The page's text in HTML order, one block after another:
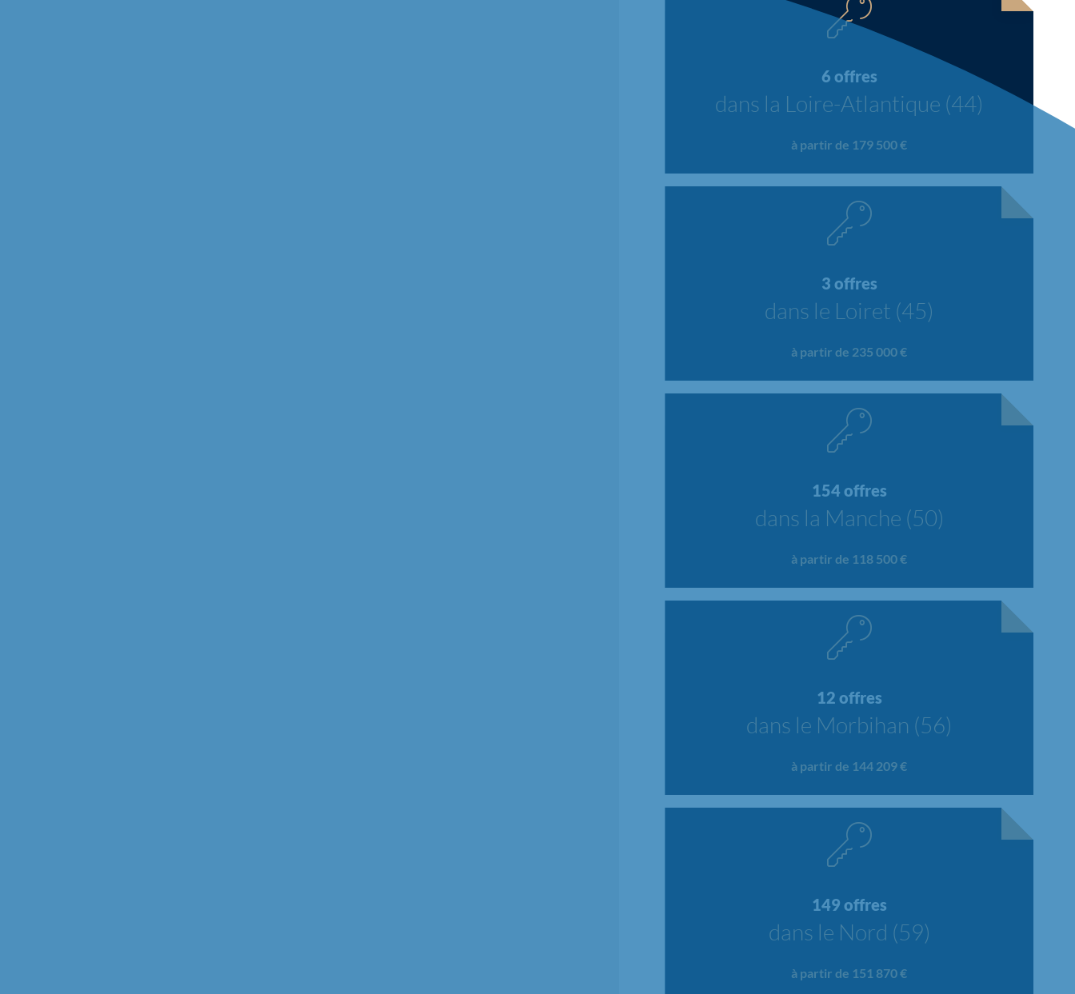
6 offres
dans la Loire-Atlantique (44)
à partir de 179 500 €
3 offres
dans le Loiret (45)
à partir de 235 000 €
154 offres
dans la Manche (50)
à partir de 118 500 €
12 offres
dans le Morbihan (56)
à partir de 144 209 €
149 offres
dans le Nord (59)
à partir de 151 870 €